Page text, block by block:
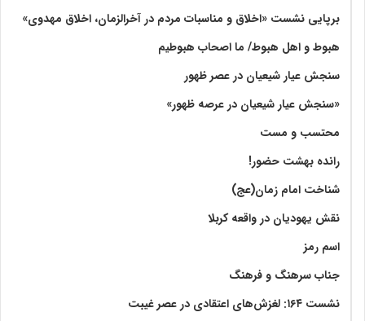
برپایی نشست «اخلاق و مناسبات مردم در آخرالزمان، اخلاق مهدوی»
هبوط و اهل هبوط/ ما اصحاب هبوطیم
سنجش عیار شیعیان در عصر ظهور
«سنجش عیار شیعیان در عرصه ظهور»
محتسب و مست
رانده بهشت‌ حضور!
شناخت امام زمان(عج)
نقش یهودیان در واقعه کربلا
اسم رمز
جناب سرهنگ و فرهنگ
نشست ۱۶۴: لغزش‌های اعتقادی در عصر غیبت